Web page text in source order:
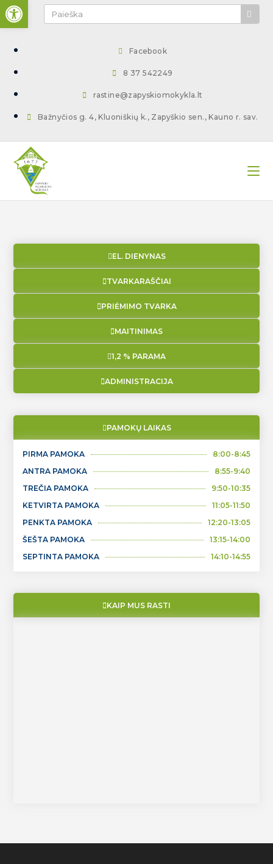
Open toolbar
Facebook
8 37 542249
rastine@zapyskiomokykla.lt
Bažnyčios g. 4, Kluoniškių k., Zapyškio sen., Kauno r. sav.
EL. DIENYNAS
TVARKARAŠČIAI
PRIĖMIMO TVARKA
MAITINIMAS
1,2 % PARAMA
ADMINISTRACIJA
PAMOKŲ LAIKAS
PIRMA PAMOKA
8:00-8:45
ANTRA PAMOKA
8:55-9:40
TREČIA PAMOKA
9:50-10:35
KETVIRTA PAMOKA
11:05-11:50
PENKTA PAMOKA
12:20-13:05
ŠEŠTA PAMOKA
13:15-14:00
SEPTINTA PAMOKA
14:10-14:55
KAIP MUS RASTI